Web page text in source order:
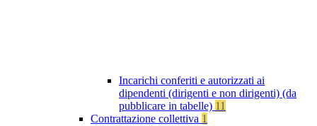
Incarichi conferiti e autorizzati ai
dipendenti (dirigenti e non dirigenti) (da
pubblicare in tabelle) 11
Contrattazione collettiva 1